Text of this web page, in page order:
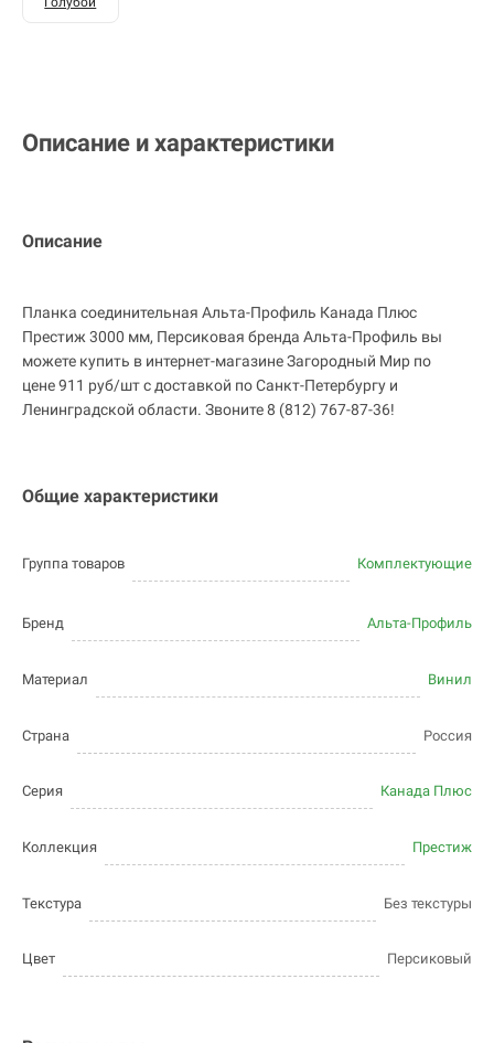
Описание и характеристики
Описание
Планка соединительная Альта-Профиль Канада Плюс
Престиж 3000 мм, Персиковая бренда Альта-Профиль вы
можете купить в интернет-магазине Загородный Мир по
цене 911 руб/шт с доставкой по Санкт-Петербургу и
Ленинградской области. Звоните 8 (812) 767-87-36!
Общие характеристики
Группа товаров Комплектующие
Бренд Альта-Профиль
Материал Винил
Страна Россия
Серия Канада Плюс
Коллекция Престиж
Текстура Без текстуры
Цвет Персиковый